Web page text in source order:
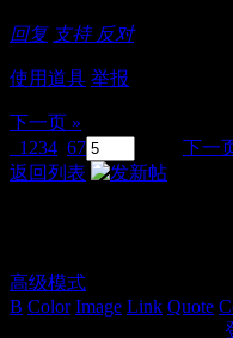
回复 支持 反对
使用道具 举报
下一页 »
1 234 67
下一
返回列表
高级模式
B Color Image Link Quote